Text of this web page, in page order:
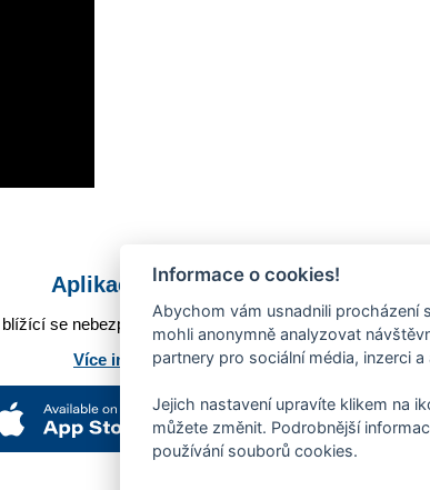
Aplikace Mobilní rozhlas
se nebezpečí, odstávky, poruchy a výpadky
Více informací o aplikaci
Informace o cookies!
Abychom vám usnadnili procházení
mohli anonymně analyzovat
partnery pro sociální média, inzerci a
Jejich nastavení upravíte klikem na
můžete změnit. Podrobnější
používání souborů cookies.